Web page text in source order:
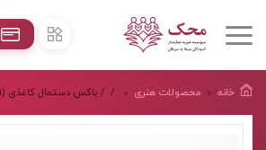
خانه / محصولات هنرى / باکس دستمال کاغذی (01)